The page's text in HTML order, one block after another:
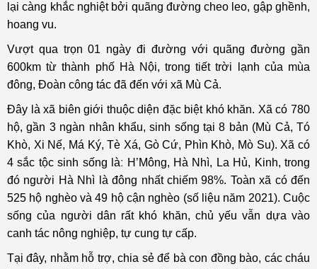
lại càng khắc nghiệt bởi quãng đường cheo leo, gập ghềnh,
hoang vu.
Vượt qua trọn 01 ngày đi đường với quãng đường gần
600km từ thành phố Hà Nội, trong tiết trời lạnh của mùa
đông, Đoàn công tác đã đến với xã Mù Cả.
Đây là xã biên giới thuộc diện đặc biệt khó khăn. Xã có 780
hộ, gần 3 ngàn nhân khẩu, sinh sống tại 8 bản (Mù Cả, Tó
Khò, Xi Nế, Má Ký, Tè Xá, Gò Cứ, Phìn Khò, Mò Su). Xã có
4 sắc tộc sinh sống làː H’Mông, Hà Nhì, La Hủ, Kinh, trong
đó người Hà Nhì là đông nhất chiếm 98%. Toàn xã có đến
525 hộ nghèo và 49 hộ cận nghèo (số liệu năm 2021). Cuộc
sống của người dân rất khó khăn, chủ yếu vẫn dựa vào
canh tác nông nghiệp, tự cung tự cấp.
Tại đây, nhằm hỗ trợ, chia sẻ để bà con đồng bào, các cháu